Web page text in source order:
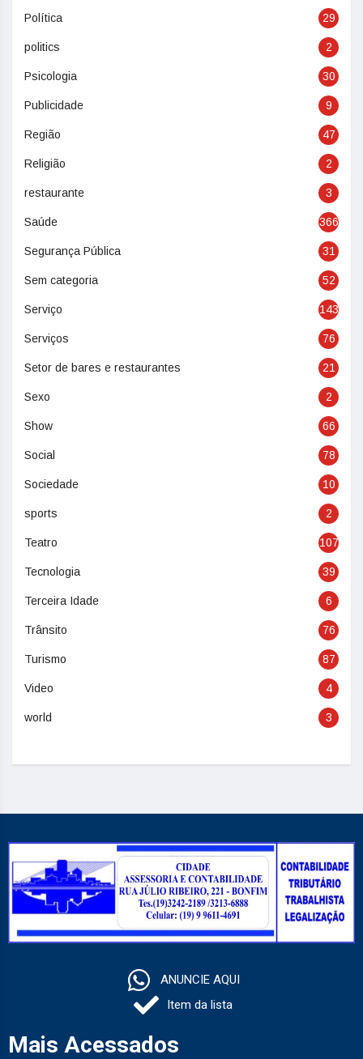
Política 29
politics 2
Psicologia 30
Publicidade 9
Região 47
Religião 2
restaurante 3
Saúde 366
Segurança Pública 31
Sem categoria 52
Serviço 143
Serviços 76
Setor de bares e restaurantes 21
Sexo 2
Show 66
Social 78
Sociedade 10
sports 2
Teatro 107
Tecnologia 39
Terceira Idade 6
Trânsito 76
Turismo 87
Video 4
world 3
ANUNCIE AQUI
Item da lista
Mais Acessados